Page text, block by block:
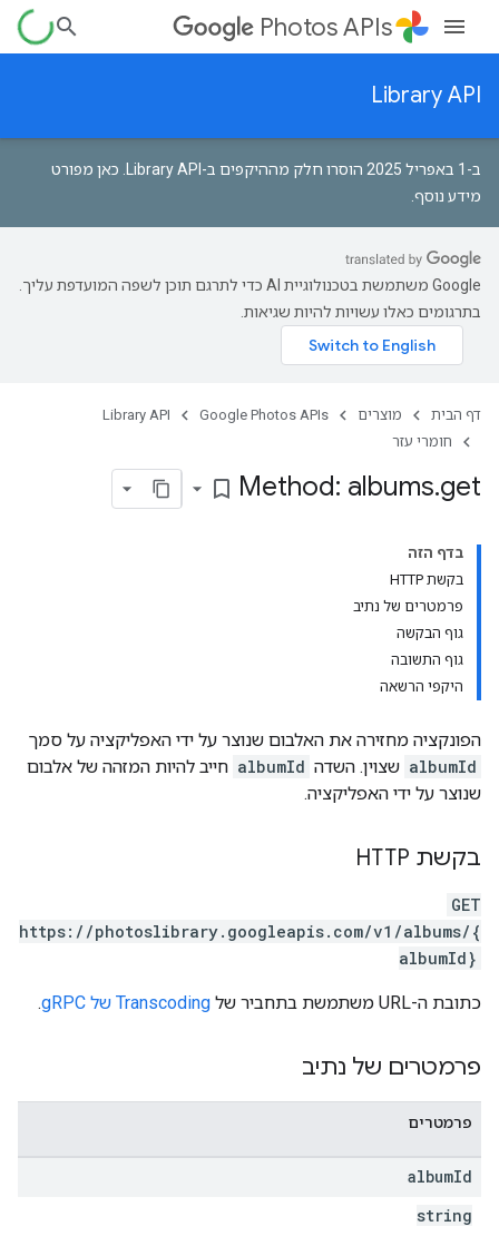
Photos APIs
Library API
ב-1 באפריל 2025 הוסרו חלק מההיקפים ב-Library API.
כאן מפורט
מידע נוסף
‫Google משתמשת בטכנולוגיית AI כדי לתרגם תוכן לשפה המועדפת עליך.
בתרגומים כאלו עשויות להיות שגיאות.
דף הבית מוצרים Google Photos APIs
Library API
חומרי עזר
Method: albums.get
bookmark_border
בדף הזה
בקשת HTTP
פרמטרים של נתיב
גוף הבקשה
גוף התשובה
היקפי הרשאה
הפונקציה מחזירה את האלבום שנוצר על ידי האפליקציה על סמך
albumId שצוין. השדה albumId חייב להיות המזהה של אלבום
שנוצר על ידי האפליקציה.
בקשת HTTP
GET
https://photoslibrary.googleapis.com/v1/albums/{
albumId}
כתובת ה-URL משתמשת בתחביר של Transcoding של gRPC .
פרמטרים של נתיב
פרמטרים
albumId
string